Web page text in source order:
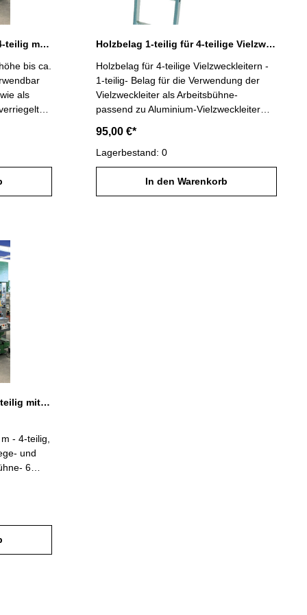
Aluminium-Vielzweckleiter 4-teilig mit 4 x 3 Sprossen
bis ca.
als
Stand
Traversen
/ 208-
als
1,40
2,40
58
Holzbelag 1-teilig für 4-teilige Vielzweckleitern
Holzbelag für 4-teilige Vielzweckleitern -
1-teilig- Belag für die Verwendung der
Vielzweckleiter als Arbeitsbühne-
passend zu Aluminium-Vielzweckleiter
95,00 €*
Lagerbestand: 0
In den Warenkorb
Sprossen-Vielzweckleiter 4-teilig mit 2 x 2 + 2 x 3 Sprossen
- 4-teilig,
und
6
2 Stück
für extra
280